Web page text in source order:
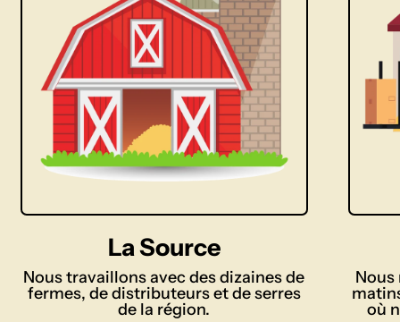
La Source
Nous travaillons avec des dizaines de
fermes, de distributeurs et de serres
de la région.
Nous
où